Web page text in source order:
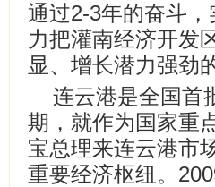
通过2-3年的奋斗
力把灌南经济开发
显、增长潜力强劲
连云港是全国首
期，就作为国家重
宝总理来连云港市
重要经济枢纽。